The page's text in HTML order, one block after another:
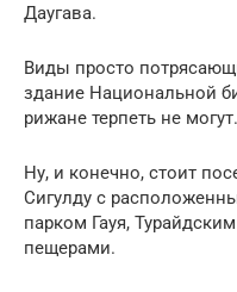
Даугава.
Виды просто
здание Национальной
рижане терпеть не могут.
Ну, и конечно, стоит
Сигулду с
парком Гауя,
пещерами.